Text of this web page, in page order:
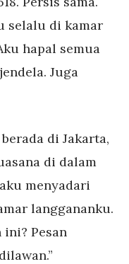
selalu di kamar
hapal semua
Juga
di Jakarta,
di dalam
menyadari
langgananku.
ini? Pesan